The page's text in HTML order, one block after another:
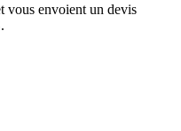
vous envoient un devis